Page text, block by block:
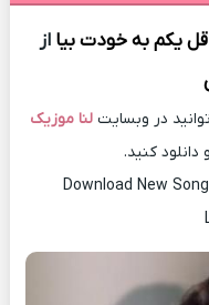
یکم به خودت بیا از
در وبسایتلنا موزیک
کنید.
Download New Song